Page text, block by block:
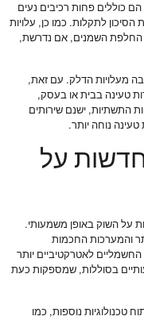
כוללים פחות רכיבים נעים
לתקלות. כמו כן, עלויות
החלפת השמנים, אם נדרשת,
מעלויות הדלק. עם זאת,
טעינה בבית או בעסק,
התשתיות, ישנם שירותים
נוחה יותר.
על
על השוק באופן משמעותי.
והמערכות החכמות
לאטרקטיביים יותר
בסוללות, שמספקות כעת
טכנולוגיות נוספות, כמו